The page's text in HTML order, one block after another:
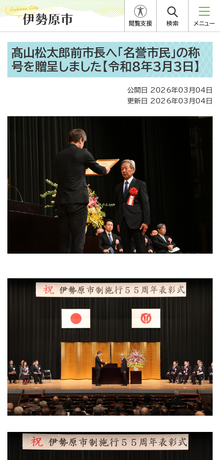
閲覧支援 検索 メニュー
髙山松太郎前市長へ「名誉市民」の称
号を贈呈しました【令和8年3月3日】
公開日 2026年03月04日
更新日 2026年03月04日